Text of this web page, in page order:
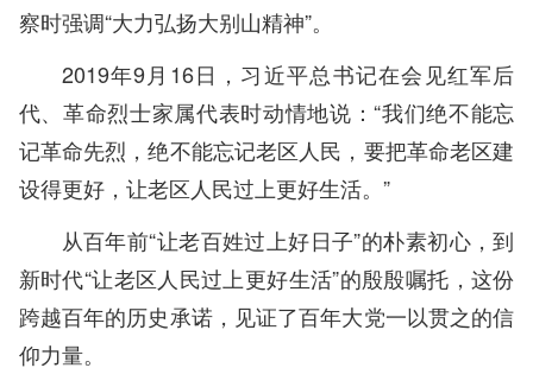
察时强调“大力弘扬大别山精神”。
2019年9月16日，习近平总书记在会见红军后
代、革命烈士家属代表时动情地说：“我们绝不能忘
记革命先烈，绝不能忘记老区人民，要把革命老区建
设得更好，让老区人民过上更好生活。”
从百年前“让老百姓过上好日子”的朴素初心，到
新时代“让老区人民过上更好生活”的殷殷嘱托，这份
跨越百年的历史承诺，见证了百年大党一以贯之的信
仰力量。